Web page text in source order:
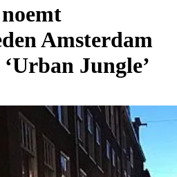
Amsterdam
Jungle’